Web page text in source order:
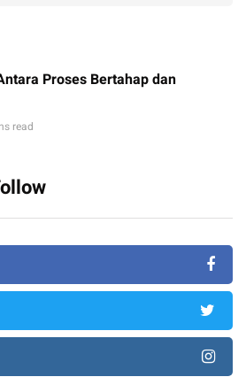
Proses Bertahap dan
read